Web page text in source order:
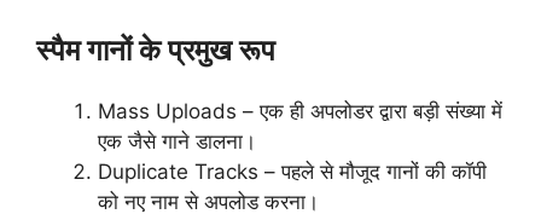
स्पैम गानों के प्रमुख रूप
Mass Uploads – एक ही अपलोडर द्वारा बड़ी संख्या में
एक जैसे गाने डालना।
Duplicate Tracks – पहले से मौजूद गानों की कॉपी
को नए नाम से अपलोड करना।